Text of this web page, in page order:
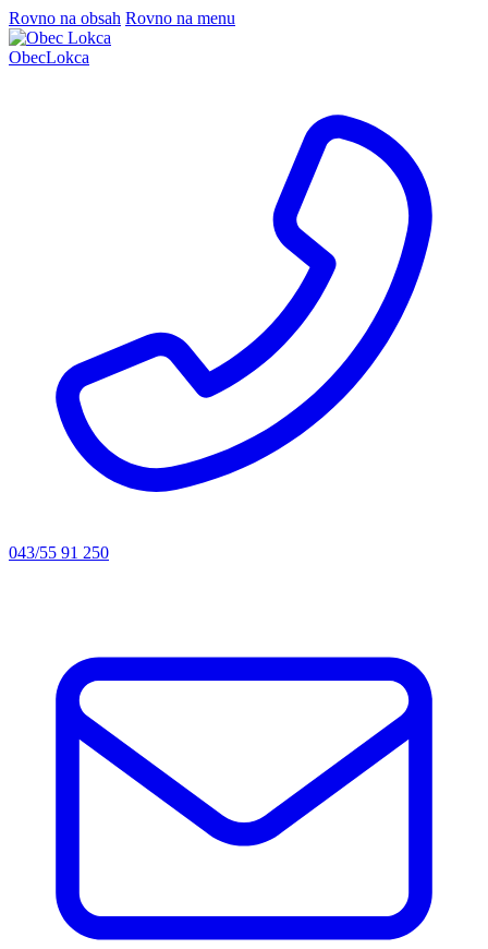
Rovno na obsah Rovno na menu
ObecLokca
043/55 91 250